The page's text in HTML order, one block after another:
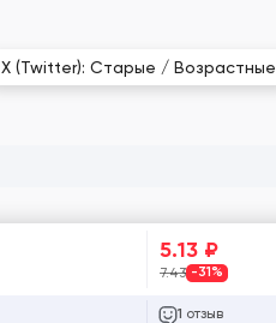
X (Twitter): Старые / Возрастные
5.13 ₽
7.43 -31%
1 отзыв